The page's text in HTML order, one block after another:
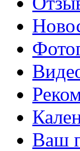
Ваш